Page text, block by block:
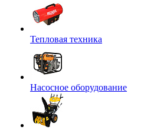
Тепловая техника
Насосное оборудование